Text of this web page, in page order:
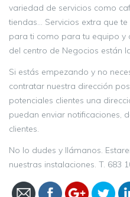
variedad de servicios como
tiendas… Servicios extra que
para ti como para tu equipo y
del centro de Negocios están
Si estás empezando y no
contratar nuestra dirección
potenciales clientes una
puedan enviar notificaciones,
clientes.
No lo dudes y llámanos.
nuestras instalaciones. T. 683
https://
centro-de-negocios-